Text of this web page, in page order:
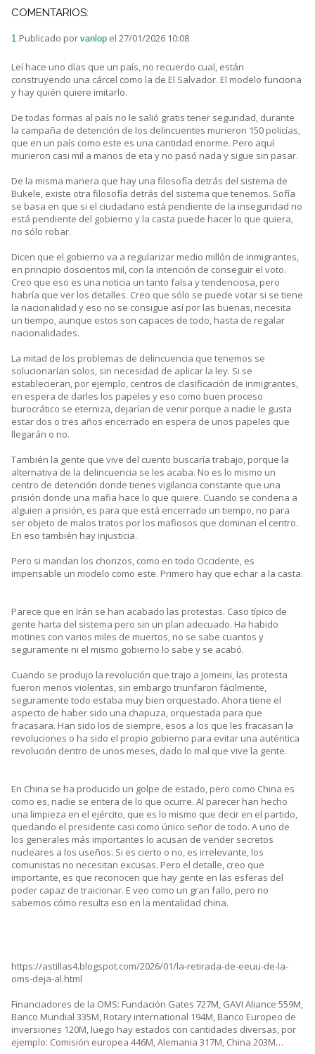
COMENTARIOS:
1. Publicado por vanlop el 27/01/2026 10:08
Leí hace uno días que un país, no recuerdo cual, están
construyendo una cárcel como la de El Salvador. El modelo funciona
y hay quién quiere imitarlo.
De todas formas al país no le salió gratis tener seguridad, durante
la campaña de detención de los delincuentes murieron 150 policías,
que en un país como este es una cantidad enorme. Pero aquí
murieron casi mil a manos de eta y no pasó nada y sigue sin pasar.
De la misma manera que hay una filosofía detrás del sistema de
Bukele, existe otra filosofía detrás del sistema que tenemos. Sofía
se basa en que si el ciudadano está pendiente de la inseguridad no
está pendiente del gobierno y la casta puede hacer lo que quiera,
no sólo robar.
Dicen que el gobierno va a regularizar medio millón de inmigrantes,
en principio doscientos mil, con la intención de conseguir el voto.
Creo que eso es una noticia un tanto falsa y tendenciosa, pero
habría que ver los detalles. Creo que sólo se puede votar si se tiene
la nacionalidad y eso no se consigue así por las buenas, necesita
un tiempo, aunque estos son capaces de todo, hasta de regalar
nacionalidades.
La mitad de los problemas de delincuencia que tenemos se
solucionarían solos, sin necesidad de aplicar la ley. Si se
establecieran, por ejemplo, centros de clasificación de inmigrantes,
en espera de darles los papeles y eso como buen proceso
burocrático se eterniza, dejarían de venir porque a nadie le gusta
estar dos o tres años encerrado en espera de unos papeles que
llegarán o no.
También la gente que vive del cuento buscaría trabajo, porque la
alternativa de la delincuencia se les acaba. No es lo mismo un
centro de detención donde tienes vigilancia constante que una
prisión donde una mafia hace lo que quiere. Cuando se condena a
alguien a prisión, es para que está encerrado un tiempo, no para
ser objeto de malos tratos por los mafiosos que dominan el centro.
En eso también hay injusticia.
Pero si mandan los chorizos, como en todo Occidente, es
impensable un modelo como este. Primero hay que echar a la casta.
Parece que en Irán se han acabado las protestas. Caso típico de
gente harta del sistema pero sin un plan adecuado. Ha habido
motines con varios miles de muertos, no se sabe cuantos y
seguramente ni el mismo gobierno lo sabe y se acabó.
Cuando se produjo la revolución que trajo a Jomeini, las protesta
fueron menos violentas, sin embargo triunfaron fácilmente,
seguramente todo estaba muy bien orquestado. Ahora tiene el
aspecto de haber sido una chapuza, orquestada para que
fracasara. Han sido los de siempre, esos a los que les fracasan la
revoluciones o ha sido el propio gobierno para evitar una auténtica
revolución dentro de unos meses, dado lo mal que vive la gente.
En China se ha producido un golpe de estado, pero como China es
como es, nadie se entera de lo que ocurre. Al parecer han hecho
una limpieza en el ejército, que es lo mismo que decir en el partido,
quedando el presidente casi como único señor de todo. A uno de
los generales más importantes lo acusan de vender secretos
nucleares a los useños. Si es cierto o no, es irrelevante, los
comunistas no necesitan excusas. Pero el detalle, creo que
importante, es que reconocen que hay gente en las esferas del
poder capaz de traicionar. E veo como un gran fallo, pero no
sabemos cómo resulta eso en la mentalidad china.
https://astillas4.blogspot.com/2026/01/la-retirada-de-eeuu-de-la-
oms-deja-al.html
Financiadores de la OMS: Fundación Gates 727M, GAVI Aliance 559M,
Banco Mundial 335M, Rotary international 194M, Banco Europeo de
inversiones 120M, luego hay estados con cantidades diversas, por
ejemplo: Comisión europea 446M, Alemania 317M, China 203M…